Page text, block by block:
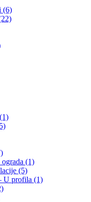
(6)
(1)
(1)
(5)
U profila (1)